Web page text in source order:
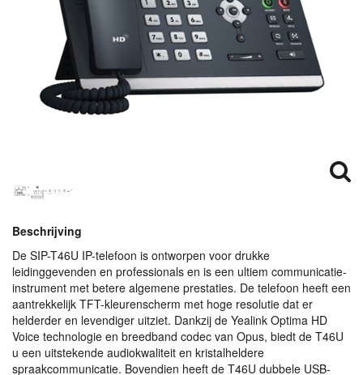
Beschrijving
De SIP-T46U IP-telefoon is ontworpen voor drukke
leidinggevenden en professionals en is een ultiem communicatie-
instrument met betere algemene prestaties. De telefoon heeft een
aantrekkelijk TFT-kleurenscherm met hoge resolutie dat er
helderder en levendiger uitziet. Dankzij de Yealink Optima HD
Voice technologie en breedband codec van Opus, biedt de T46U
u een uitstekende audiokwaliteit en kristalheldere
spraakcommunicatie. Bovendien heeft de T46U dubbele USB-